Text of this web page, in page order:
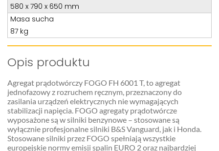
580 x 790 x 650 mm
Masa sucha
87 kg
Opis produktu
Agregat prądotwórczy FOGO FH 6001 T, to agregat
jednofazowy z rozruchem ręcznym, przeznaczony do
zasilania urządzeń elektrycznych nie wymagających
stabilizacji napięcia. FOGO agregaty prądotwórcze
wyposażone są w silniki benzynowe – stosowane są
wyłącznie profesjonalne silniki B&S Vanguard, jak i Honda.
Stosowane silniki przez FOGO spełniają wszystkie
europejskie normy emisji spalin EURO 2 oraz najbardziej